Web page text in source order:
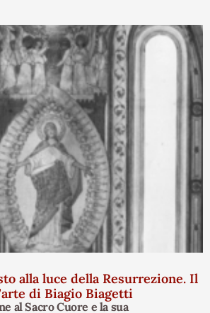
alla luce della Resurrezione. Il
di Biagio Biagetti
al Sacro Cuore e la sua